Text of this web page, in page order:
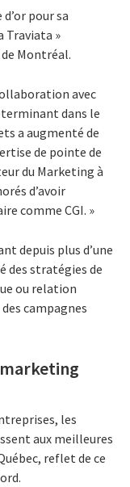
pour sa
Traviata »
Montréal.
avec
dans le
a augmenté de
de pointe de
du Marketing à
d’avoir
comme CGI. »
depuis plus d’une
des stratégies de
ou relation
campagnes
les
aux meilleures
reflet de ce